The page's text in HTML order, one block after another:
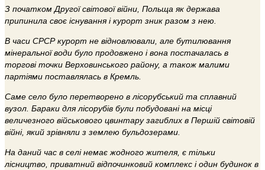
З початком Другої світової війни, Польща як держава
припинила своє існування і курорт зник разом з нею.
В часи СРСР курорт не відновлювали, але бутилювання
мінеральної води було продовжено і вона постачалась в
торгові точки Верховинського району, а також малими
партіями поставлялась в Кремль.
Саме село було перетворено в лісорубський та сплавний
вузол. Бараки для лісорубів були побудовані на місці
величезного військового цвинтару загиблих в Першій світовій
війні, який зрівняли з землею бульдозерами.
На даний час в селі немає жодного жителя, є тільки
лісництво, приватний відпочинковий комплекс і один будинок в